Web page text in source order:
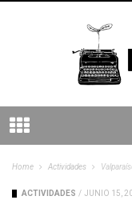
Home Actividades
ACTIVIDADES / JUNIO 15,